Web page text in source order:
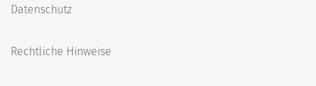
Datenschutz
Rechtliche Hinweise